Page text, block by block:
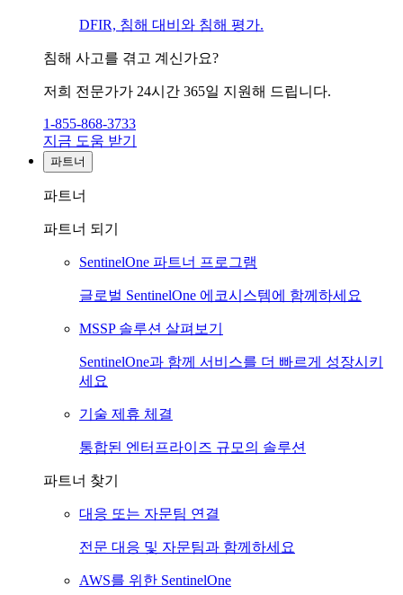
DFIR, 침해 대비와 침해 평가.
침해 사고를 겪고 계신가요?
저희 전문가가 24시간 365일 지원해 드립니다.
1-855-868-3733
지금 도움 받기
파트너
파트너
파트너 되기
SentinelOne 파트너 프로그램
글로벌 SentinelOne 에코시스템에 함께하세요
MSSP 솔루션 살펴보기
SentinelOne과 함께 서비스를 더 빠르게 성장시키
세요
기술 제휴 체결
통합된 엔터프라이즈 규모의 솔루션
파트너 찾기
대응 또는 자문팀 연결
전문 대응 및 자문팀과 함께하세요
AWS를 위한 SentinelOne